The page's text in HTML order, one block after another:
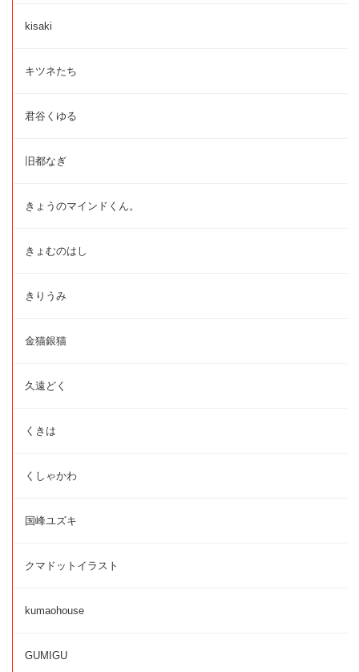
kisaki
キツネたち
君谷くゆる
旧都なぎ
きょうのマインドくん。
きょむのはし
きりうみ
金猫銀猫
久遠どく
くきは
くしゃかわ
国峰ユズキ
クマドットイラスト
kumaohouse
GUMIGU